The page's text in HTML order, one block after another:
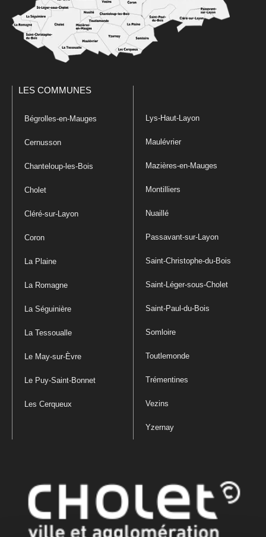
LES COMMUNES
Bégrolles-en-Mauges
Cernusson
Chanteloup-les-Bois
Cholet
Cléré-sur-Layon
Coron
La Plaine
La Romagne
La Séguinière
La Tessoualle
Le May-sur-Èvre
Le Puy-Saint-Bonnet
Les Cerqueux
Lys-Haut-Layon
Maulévrier
Mazières-en-Mauges
Montilliers
Nuaillé
Passavant-sur-Layon
Saint-Christophe-du-Bois
Saint-Léger-sous-Cholet
Saint-Paul-du-Bois
Somloire
Toutlemonde
Trémentines
Vezins
Yzernay